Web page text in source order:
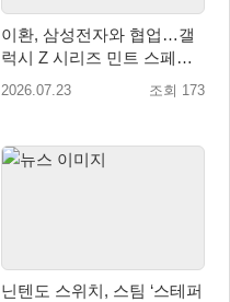
이환, 삼성전자와 협업…갤
럭시 Z 시리즈 민트 스페셜
테마 제공
2026.07.23 조회 173
닌텐도 스위치, 스팀 ‘스테퍼